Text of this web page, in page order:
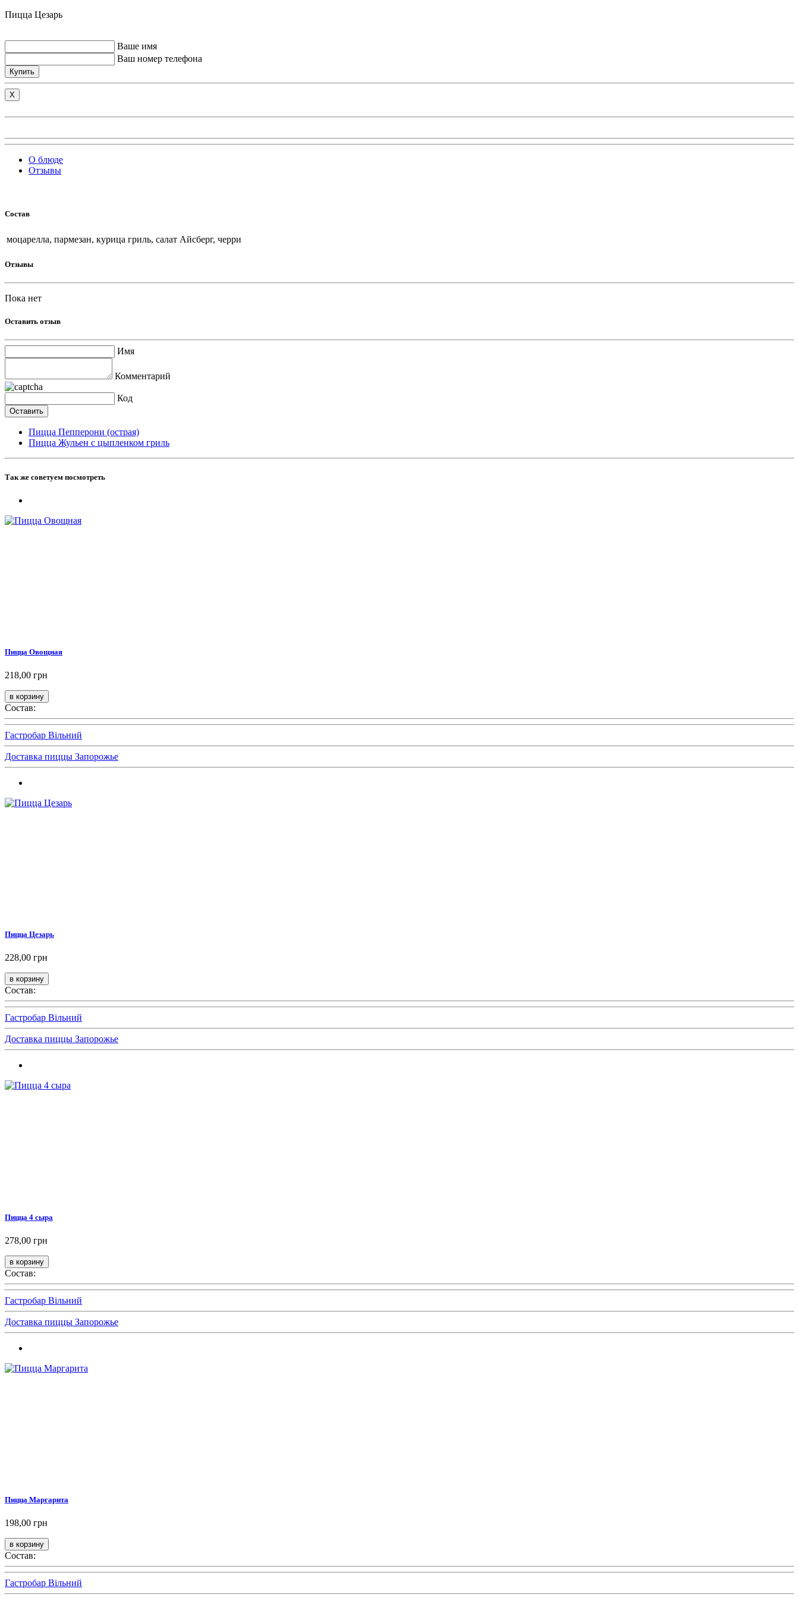
Пицца Цезарь
Ваше имя
Ваш номер телефона
Купить
X
О блюде
Отзывы
Состав
моцарелла, пармезан, курица гриль, салат Айсберг, черри
Отзывы
Пока нет
Оставить отзыв
Имя
Комментарий
Код
Пицца Пепперони (острая)
Пицца Жульен с цыпленком гриль
Так же советуем посмотреть
Пицца Овощная
218,00 грн
Состав:
Гастробар Вільний
Доставка пиццы Запорожье
Пицца Цезарь
228,00 грн
Состав:
Гастробар Вільний
Доставка пиццы Запорожье
Пицца 4 сыра
278,00 грн
Состав:
Гастробар Вільний
Доставка пиццы Запорожье
Пицца Маргарита
198,00 грн
Состав:
Гастробар Вільний